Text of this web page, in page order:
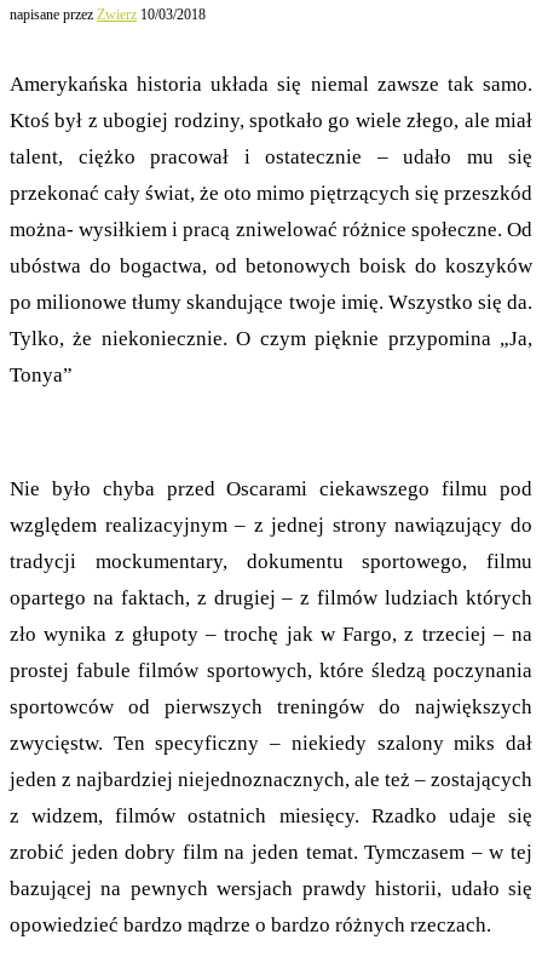
napisane przez Zwierz 10/03/2018
Amerykańska historia układa się niemal zawsze tak samo.
Ktoś był z ubogiej rodziny, spotkało go wiele złego, ale miał
talent, ciężko pracował i ostatecznie – udało mu się
przekonać cały świat, że oto mimo piętrzących się przeszkód
można- wysiłkiem i pracą zniwelować różnice społeczne. Od
ubóstwa do bogactwa, od betonowych boisk do koszyków
po milionowe tłumy skandujące twoje imię. Wszystko się da.
Tylko, że niekoniecznie. O czym pięknie przypomina „Ja,
Tonya”
Nie było chyba przed Oscarami ciekawszego filmu pod
względem realizacyjnym – z jednej strony nawiązujący do
tradycji mockumentary, dokumentu sportowego, filmu
opartego na faktach, z drugiej – z filmów ludziach których
zło wynika z głupoty – trochę jak w Fargo, z trzeciej – na
prostej fabule filmów sportowych, które śledzą poczynania
sportowców od pierwszych treningów do największych
zwycięstw. Ten specyficzny – niekiedy szalony miks dał
jeden z najbardziej niejednoznacznych, ale też – zostających
z widzem, filmów ostatnich miesięcy. Rzadko udaje się
zrobić jeden dobry film na jeden temat. Tymczasem – w tej
bazującej na pewnych wersjach prawdy historii, udało się
opowiedzieć bardzo mądrze o bardzo różnych rzeczach.